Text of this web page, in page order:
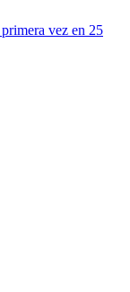
vez en 25